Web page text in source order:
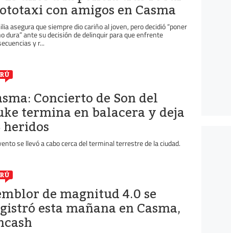
con amigos en Casma
asegura que siempre dio cariño al joven, pero decidió “poner
dura” ante su decisión de delinquir para que enfrente
y r...
Concierto de Son del
termina en balacera y deja
heridos
se llevó a cabo cerca del terminal terrestre de la ciudad.
de magnitud 4.0 se
esta mañana en Casma,